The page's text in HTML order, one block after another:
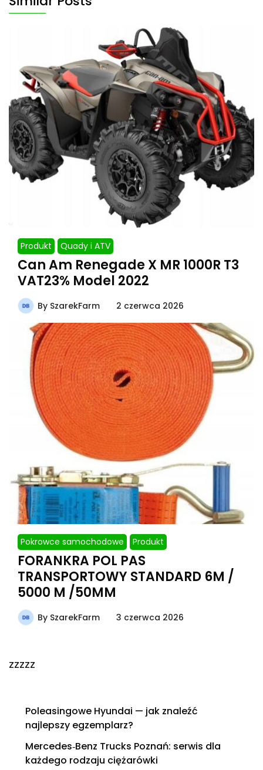
Produkt Quady i ATV
Can Am Renegade X MR 1000R T3
VAT23% Model 2022
By SzarekFarm 2 czerwca 2026
Pokrowce samochodowe Produkt
FORANKRA POL PAS
TRANSPORTOWY STANDARD 6M /
5000 M /50MM
By SzarekFarm 3 czerwca 2026
zzzzz
Poleasingowe Hyundai — jak znaleźć
najlepszy egzemplarz?
Mercedes‑Benz Trucks Poznań: serwis dla
każdego rodzaju ciężarówki